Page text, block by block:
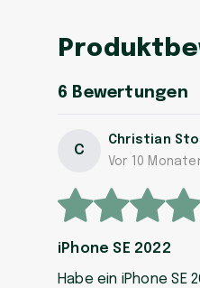
6 Bewertungen
C
Christian
Vor 10
iPhone SE 2022
Habe ein iPhone